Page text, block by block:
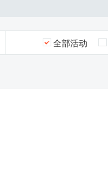
全部活动